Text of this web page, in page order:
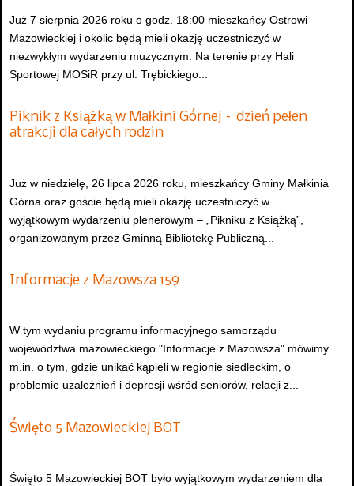
Już 7 sierpnia 2026 roku o godz. 18:00 mieszkańcy Ostrowi
Mazowieckiej i okolic będą mieli okazję uczestniczyć w
niezwykłym wydarzeniu muzycznym. Na terenie przy Hali
Sportowej MOSiR przy ul. Trębickiego...
Piknik z Książką w Małkini Górnej – dzień pełen
atrakcji dla całych rodzin
Już w niedzielę, 26 lipca 2026 roku, mieszkańcy Gminy Małkinia
Górna oraz goście będą mieli okazję uczestniczyć w
wyjątkowym wydarzeniu plenerowym – „Pikniku z Książką”,
organizowanym przez Gminną Bibliotekę Publiczną...
Informacje z Mazowsza 159
W tym wydaniu programu informacyjnego samorządu
województwa mazowieckiego "Informacje z Mazowsza" mówimy
m.in. o tym, gdzie unikać kąpieli w regionie siedleckim, o
problemie uzależnień i depresji wśród seniorów, relacji z...
Święto 5 Mazowieckiej BOT
Święto 5 Mazowieckiej BOT było wyjątkowym wydarzeniem dla